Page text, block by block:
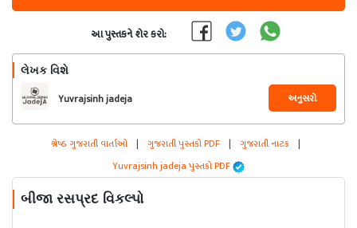
આ પુસ્તકને શેર કરો:
લેખક વિશે
Yuvrajsinh jadeja અનુસરો
શ્રેષ્ઠ ગુજરાતી વાર્તાઓ | ગુજરાતી પુસ્તકો PDF | ગુજરાતી નાટક |
Yuvrajsinh jadeja પુસ્તકો PDF
બીજા રસપ્રદ વિકલ્પો